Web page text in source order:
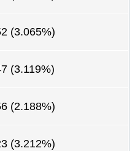
(3.065%)
(3.119%)
(2.188%)
(3.212%)